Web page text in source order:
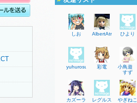
しお AlbertAtreideひより
yuhurosu 彩電
小鳥遊
すず
カズーラ レグルス やぎねこ